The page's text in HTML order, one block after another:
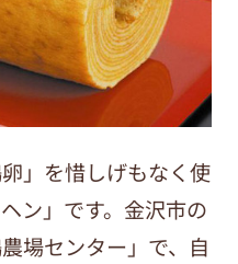
」を惜しげもなく使
ン」です。金沢市の
場センター」で、自